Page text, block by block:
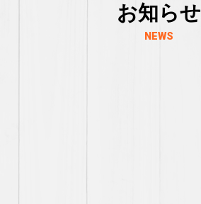
お知らせ
NEWS